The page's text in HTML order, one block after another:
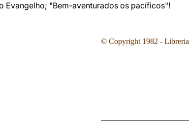
Evangelho; "Bem-aventurados os pacíficos"!
© Copyright 1982 -